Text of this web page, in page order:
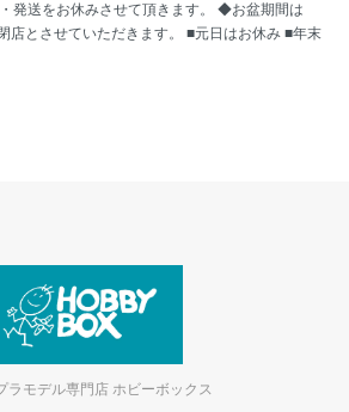
発送をお休みさせて頂きます。 ◆お盆期間は
店とさせていただきます。 ■元日はお休み ■年末
ラモデル専門店 ホビーボックス